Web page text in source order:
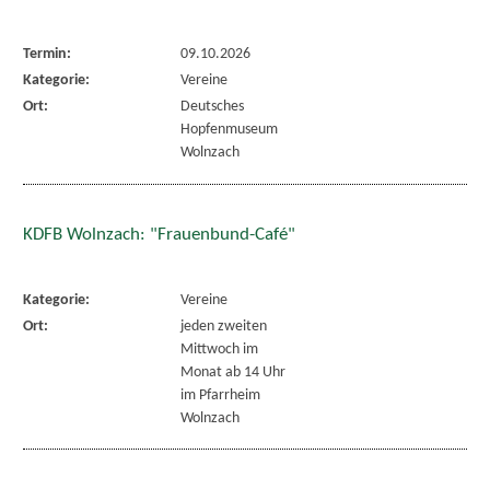
Termin:
09.10.2026
Kategorie:
Vereine
Ort:
Deutsches
Hopfenmuseum
Wolnzach
KDFB Wolnzach: "Frauenbund-Café"
Kategorie:
Vereine
Ort:
jeden zweiten
Mittwoch im
Monat ab 14 Uhr
im Pfarrheim
Wolnzach